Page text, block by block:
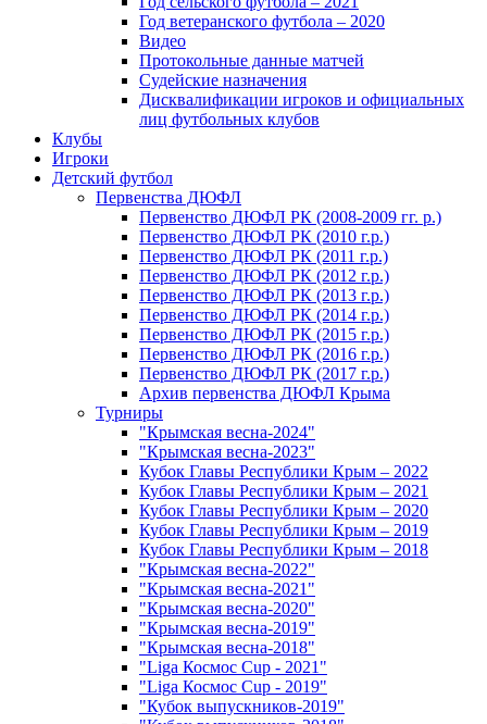
Год ветеранского футбола – 2020
Видео
Протокольные данные матчей
Судейские назначения
Дисквалификации игроков и официальных
лиц футбольных клубов
Клубы
Игроки
Детский футбол
Первенства ДЮФЛ
Первенство ДЮФЛ РК (2008-2009 гг. р.)
Первенство ДЮФЛ РК (2010 г.р.)
Первенство ДЮФЛ РК (2011 г.р.)
Первенство ДЮФЛ РК (2012 г.р.)
Первенство ДЮФЛ РК (2013 г.р.)
Первенство ДЮФЛ РК (2014 г.р.)
Первенство ДЮФЛ РК (2015 г.р.)
Первенство ДЮФЛ РК (2016 г.р.)
Первенство ДЮФЛ РК (2017 г.р.)
Архив первенства ДЮФЛ Крыма
Турниры
"Крымская весна-2024"
"Крымская весна-2023"
Кубок Главы Республики Крым – 2022
Кубок Главы Республики Крым – 2021
Кубок Главы Республики Крым – 2020
Кубок Главы Республики Крым – 2019
Кубок Главы Республики Крым – 2018
"Крымская весна-2022"
"Крымская весна-2021"
"Крымская весна-2020"
"Крымская весна-2019"
"Крымская весна-2018"
"Liga Космос Cup - 2021"
"Liga Космос Cup - 2019"
"Кубок выпускников-2019"